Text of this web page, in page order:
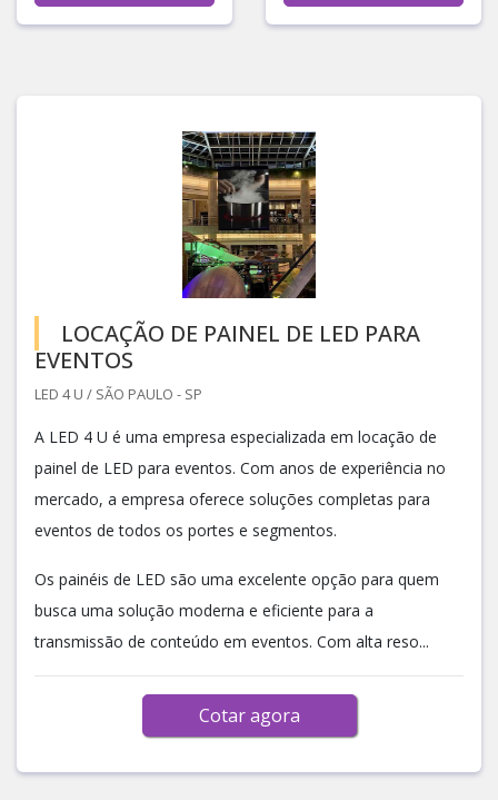
LOCAÇÃO DE PAINEL DE LED PARA
EVENTOS
LED 4 U / SÃO PAULO - SP
A LED 4 U é uma empresa especializada em locação de
painel de LED para eventos. Com anos de experiência no
mercado, a empresa oferece soluções completas para
eventos de todos os portes e segmentos.
Os painéis de LED são uma excelente opção para quem
busca uma solução moderna e eficiente para a
transmissão de conteúdo em eventos. Com alta reso...
Cotar agora